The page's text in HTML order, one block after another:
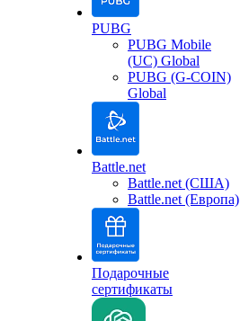
PUBG
PUBG Mobile
(UC) Global
PUBG (G-COIN)
Global
Battle.net
Battle.net (США)
Battle.net (Европа)
Подарочные
сертификаты